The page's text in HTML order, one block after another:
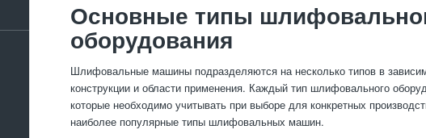
Основные типы
оборудования
Шлифовальные машины подразделяются на несколько типов в
конструкции и области применения. Каждый тип шлифовального
которые необходимо учитывать при выборе для конкретных
наиболее популярные типы шлифовальных машин.